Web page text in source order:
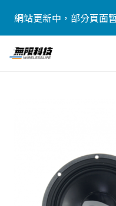
網站更新中，部分頁面